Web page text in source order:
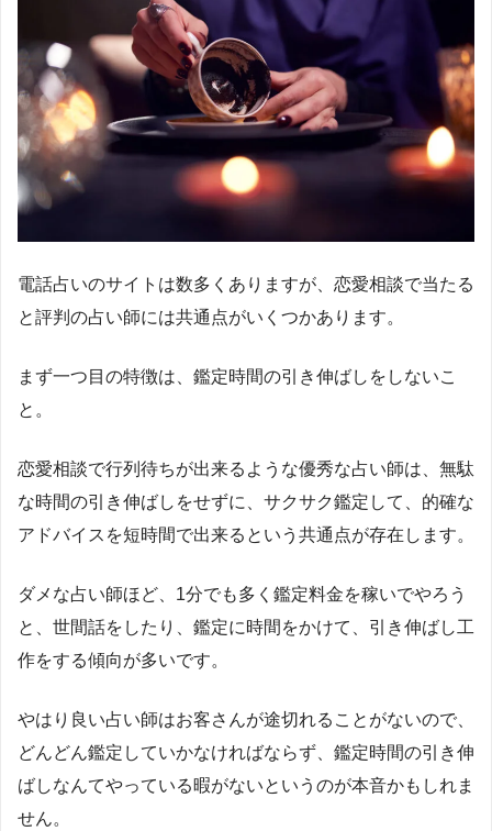
電話占いのサイトは数多くありますが、恋愛相談で当たる
と評判の占い師には共通点がいくつかあります。
まず一つ目の特徴は、鑑定時間の引き伸ばしをしないこ
と。
恋愛相談で行列待ちが出来るような優秀な占い師は、無駄
な時間の引き伸ばしをせずに、サクサク鑑定して、的確な
アドバイスを短時間で出来るという共通点が存在します。
ダメな占い師ほど、 1分でも多く鑑定料金を稼いでやろう
と、世間話をしたり、鑑定に時間をかけて、引き伸ばし工
作をする傾向が多いです。
やはり良い占い師はお客さんが途切れることがないので、
どんどん鑑定していかなければならず、鑑定時間の引き伸
ばしなんてやっている暇がないというのが本音かもしれま
せん。